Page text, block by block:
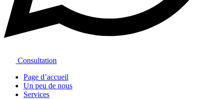
Consultation
Page d’accueil
Un peu de nous
Services